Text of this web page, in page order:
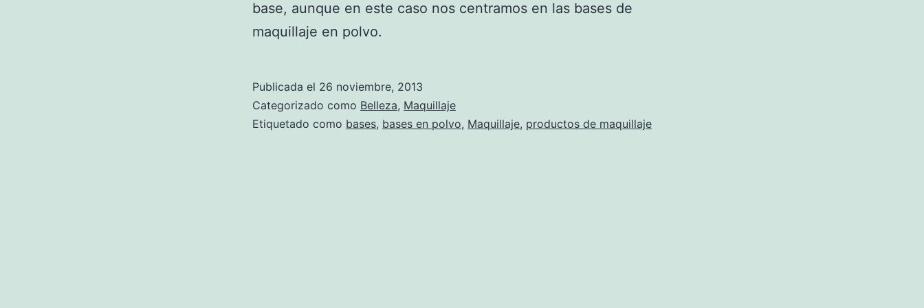
base, aunque en este caso nos centramos en las bases de
maquillaje en polvo.
Publicada el 26 noviembre, 2013
Categorizado como Belleza, Maquillaje
Etiquetado como bases, bases en polvo, Maquillaje, productos de maquillaje